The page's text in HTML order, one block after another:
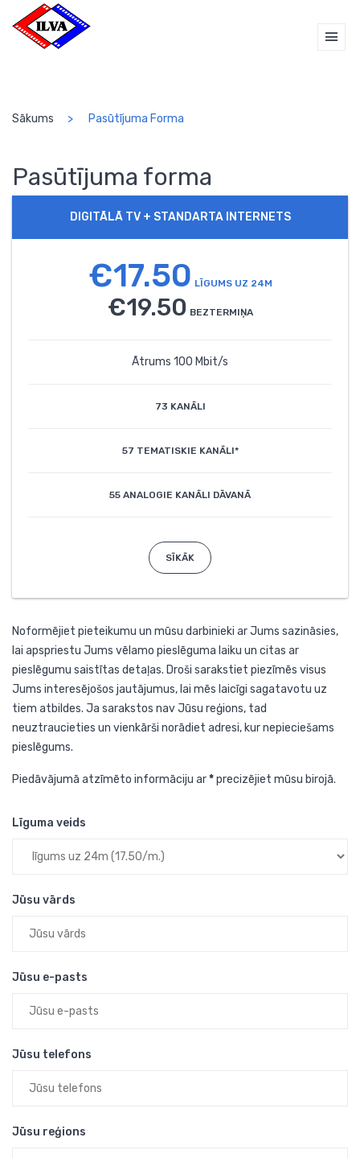
Sākums Pasūtījuma Forma
Pasūtījuma forma
DIGITĀLĀ TV + STANDARTA INTERNETS
€17.50 LĪGUMS UZ 24M
€19.50 BEZTERMIŅA
Ātrums 100 Mbit/s
73 KANĀLI
57 TEMATISKIE KANĀLI*
55 ANALOGIE KANĀLI DĀVANĀ
SĪKĀK
Noformējiet pieteikumu un mūsu darbinieki ar Jums sazināsies,
lai apspriestu Jums vēlamo pieslēguma laiku un citas ar
pieslēgumu saistītas detaļas. Droši sarakstiet piezīmēs visus
Jums interesējošos jautājumus, lai mēs laicīgi sagatavotu uz
tiem atbildes. Ja sarakstos nav Jūsu reģions, tad
neuztraucieties un vienkārši norādiet adresi, kur nepieciešams
pieslēgums.
Piedāvājumā atzīmēto informāciju ar*precizējiet mūsu birojā.
Līguma veids
Jūsu vārds
Jūsu e-pasts
Jūsu telefons
Jūsu reģions